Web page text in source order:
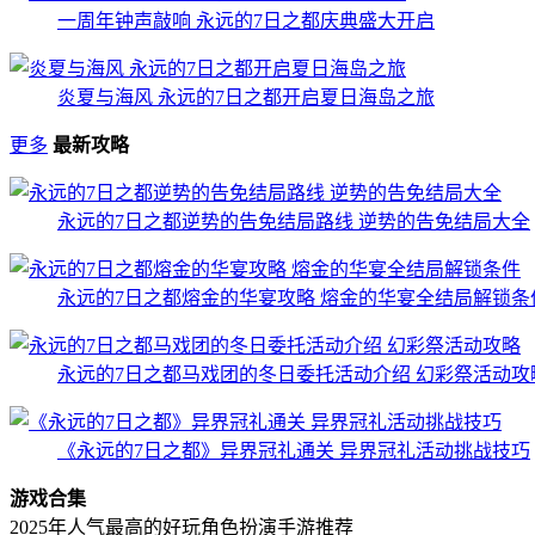
一周年钟声敲响 永远的7日之都庆典盛大开启
炎夏与海风 永远的7日之都开启夏日海岛之旅
更多 最新攻略
永远的7日之都逆势的告免结局路线 逆势的告免结局大全
永远的7日之都熔金的华宴攻略 熔金的华宴全结局解锁条
永远的7日之都马戏团的冬日委托活动介绍 幻彩祭活动攻
《永远的7日之都》异界冠礼通关 异界冠礼活动挑战技巧
游戏合集
2025年人气最高的好玩角色扮演手游推荐